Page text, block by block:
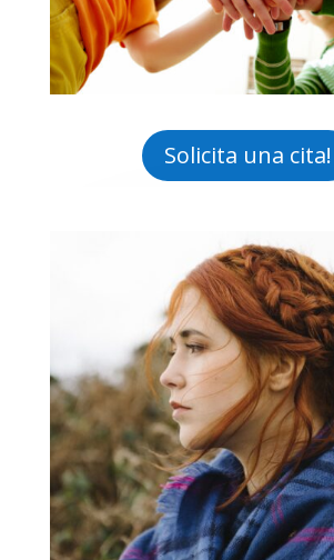
Solicita una cita!